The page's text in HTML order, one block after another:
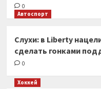
0
Автоспорт
Слухи: в Liberty
сделать гонками
0
Хоккей